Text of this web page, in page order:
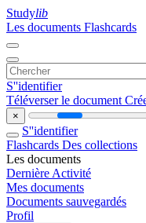
Studylib
Les documents Flashcards
S''identifier
Téléverser le document
×
S''identifier
Flashcards Des collections
Les documents
Dernière Activité
Mes documents
Documents sauvegardés
Profil